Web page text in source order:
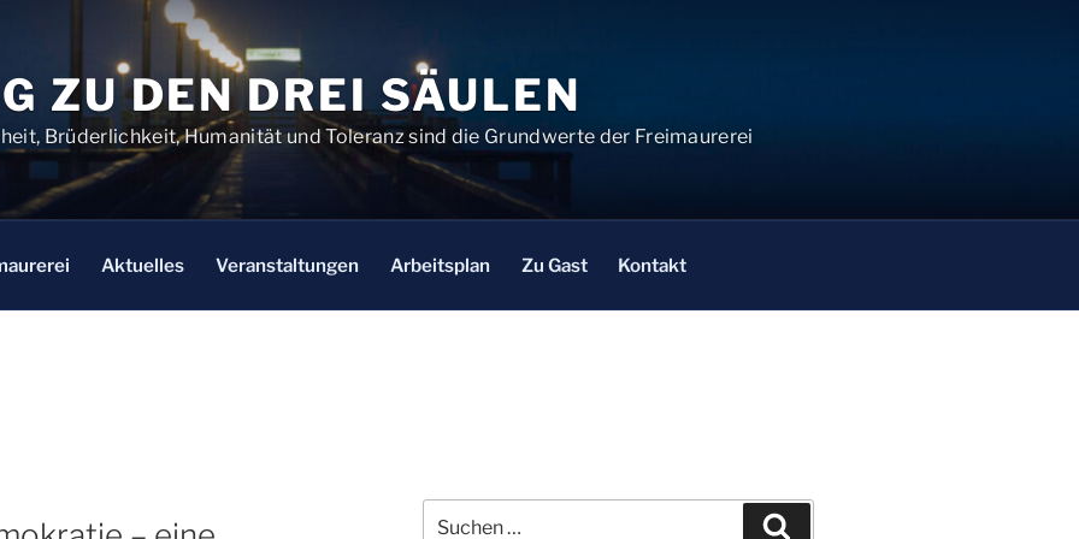
ZU DEN DREI SÄULEN
Brüderlichkeit, Humanität und Toleranz sind die Grundwerte der Freimaurerei
Aktuelles Veranstaltungen Arbeitsplan Zu Gast Kontakt